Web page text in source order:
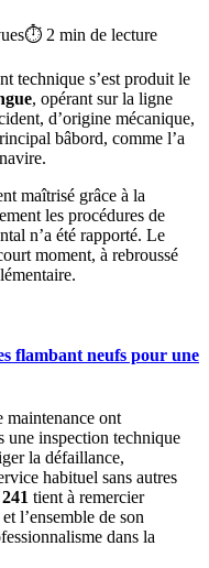
⏱️ 2 min de lecture
technique s’est produit le
, opérant sur la ligne
d’origine mécanique,
bâbord, comme l’a
maîtrisé grâce à la
les procédures de
n’a été rapporté. Le
moment, à rebroussé
flambant neufs pour une
maintenance ont
une inspection technique
la défaillance,
habituel sans autres
tient à remercier
l’ensemble de son
dans la